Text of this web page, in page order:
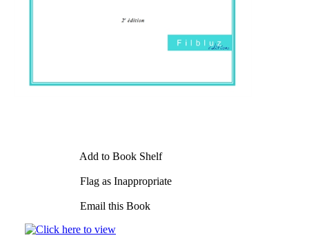
Add to Book Shelf
Flag as Inappropriate
Email this Book